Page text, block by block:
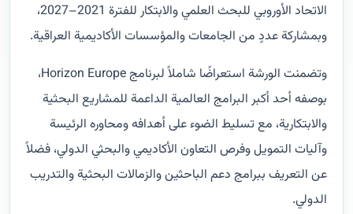
الاتحاد الأوروبي للبحث العلمي والابتكار للفترة 2021–2027،
وبمشاركة عددٍ من الجامعات والمؤسسات الأكاديمية العراقية.
وتضمنت الورشة استعراضًا شاملاً لبرنامج Horizon Europe،
بوصفه أحد أكبر البرامج العالمية الداعمة للمشاريع البحثية
والابتكارية، مع تسليط الضوء على أهدافه ومحاوره الرئيسة
وآليات التمويل وفرص التعاون الأكاديمي والبحثي الدولي، فضلاً
عن التعريف ببرامج دعم الباحثين والزمالات البحثية والتدريب
الدولي.